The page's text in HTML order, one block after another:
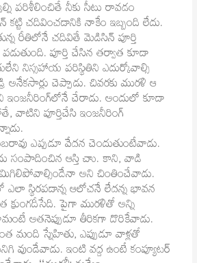
పరిశీలించితే నీకు సీటు రావడం
చదివించడానికి నాకేం ఇబ్బంది లేదు.
రీతిలోనే చదివితే మెడిసిన్‌ పూర్తి
పూర్తి చేసిన తర్వాత కూడా
నిస్సహాయ పరిస్థితిని ఎదుర్కోవాల్సి
అనేకసార్లు చెప్పాడు. చివరకు మురళి ఆ
ఇంజనీరింగ్‌లోనే చేరాడు. అందులో కూడా
వాటిని పూర్తిచేసి ఇంజనీరింగ్‌
ఎప్పడూ వేదన చెందుతుంటేవాడు.
సంపాదించిన ఆస్తి చాు. కాని, వాడి
అని చింతించేవాడు.
స్థిరపడాన్న ఆలోచనే లేదన్న భావన
క్రుంగదీసేది. పైగా మురళితో అన్ని
అతనెప్పుడూ తీరికగా దొరికేవాడు.
మంది స్నేహితు, ఎప్పుడూ వాళ్లతో
వుండేవాడు. ఇంటి వద్ద ఉంటే కంప్యూటర్‌